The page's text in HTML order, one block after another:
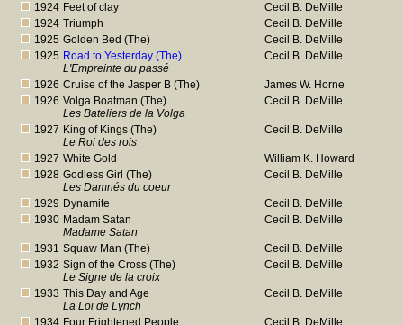
1924 Feet of clay
Cecil B. DeMille
1924 Triumph
Cecil B. DeMille
1925 Golden Bed (The)
Cecil B. DeMille
1925 Road to Yesterday (The)
L'Empreinte du passé
Cecil B. DeMille
1926 Cruise of the Jasper B (The)
James W. Horne
1926 Volga Boatman (The)
Les Bateliers de la Volga
Cecil B. DeMille
1927 King of Kings (The)
Le Roi des rois
Cecil B. DeMille
1927 White Gold
William K. Howard
1928 Godless Girl (The)
Les Damnés du coeur
Cecil B. DeMille
1929 Dynamite
Cecil B. DeMille
1930 Madam Satan
Madame Satan
Cecil B. DeMille
1931 Squaw Man (The)
Cecil B. DeMille
1932 Sign of the Cross (The)
Le Signe de la croix
Cecil B. DeMille
1933 This Day and Age
La Loi de Lynch
Cecil B. DeMille
1934 Four Frightened People
Cecil B. DeMille